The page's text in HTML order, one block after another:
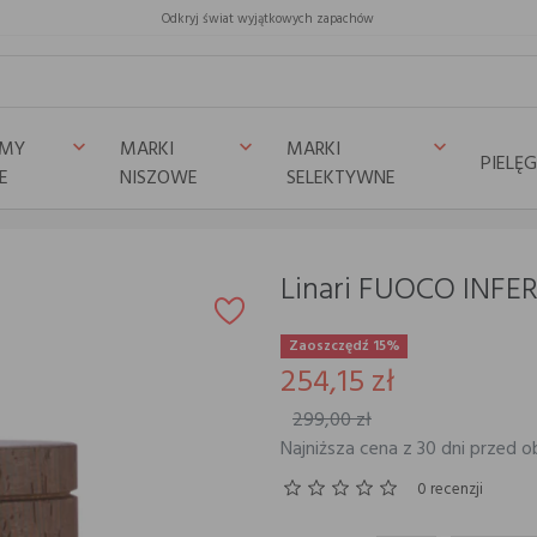
Odkryj świat wyjątkowych zapachów
keyboard_arrow_down
MARKI
NISZOWE
keyboard_arrow_down
MARKI
SELEKTYWNE
keyboard_arrow_down
Linari FUOCO
Zaoszczędź 15%
254,15 zł
299,00 zł
Najniższa cena z 30 dni przed
0 recenzji